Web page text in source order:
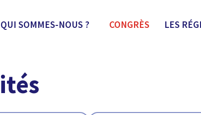
QUI SOMMES-NOUS ? CONGRÈS LES